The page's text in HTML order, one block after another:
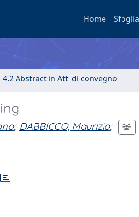
Home Sfoglia
4.2 Abstract in Atti di convegno
; DABBICCO, Maurizio;